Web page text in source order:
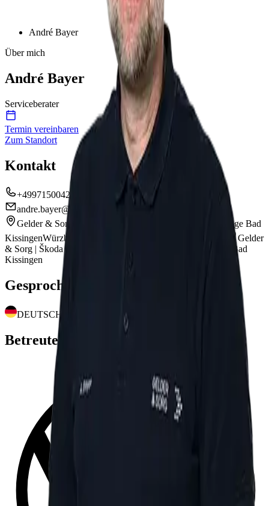
André Bayer
Über mich
André Bayer
Serviceberater
Termin vereinbaren
Zum Standort
Kontakt
+49971500426
andre.bayer@avemo-group.de
Gelder & Sorg | Volkswagen & Volkswagen Nutzfahrzeuge Bad
KissingenWürzburger Straße 12-16a
Gelder
& Sorg | Škoda Bad Kissingen
97688 Bad
Kissingen
Gesprochene Sprachen
DEUTSCH
Betreute Marken